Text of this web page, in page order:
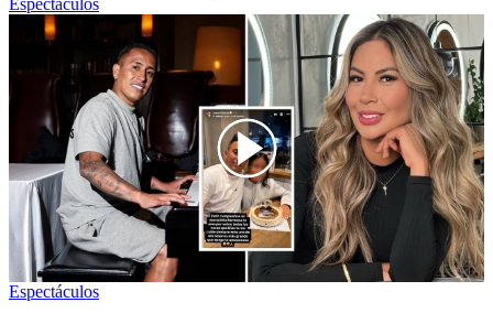
Espectáculos
00:00/00:21
Espectáculos